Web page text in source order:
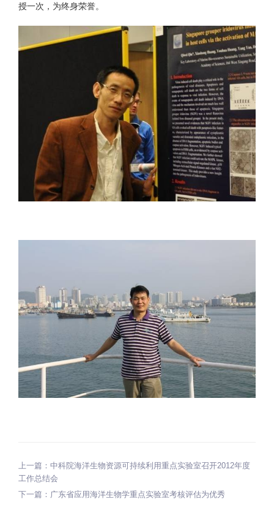
授一次，为终身荣誉。
上一篇： 中科院海洋生物资源可持续利用重点实验室召开2012年度
工作总结会
下一篇： 广东省应用海洋生物学重点实验室考核评估为优秀